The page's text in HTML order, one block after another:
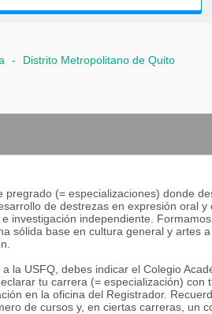
- Distrito Metropolitano de Quito
(= especializaciones) donde
de destrezas en expresión oral y
investigación independiente.
sólida base en cultura general y artes
la USFQ, debes indicar el Colegio
tu carrera (= especialización) con
en la oficina del Registrador.
de cursos y, en ciertas carreras, un